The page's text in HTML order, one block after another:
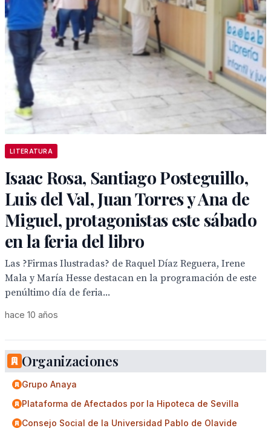
LITERATURA
Isaac Rosa, Santiago Posteguillo,
Luis del Val, Juan Torres y Ana de
Miguel, protagonistas este sábado
en la feria del libro
Las ?Firmas Ilustradas? de Raquel Díaz Reguera, Irene
Mala y María Hesse destacan en la programación de este
penúltimo día de feria...
hace 10 años
Organizaciones
Grupo Anaya
Plataforma de Afectados por la Hipoteca de Sevilla
Consejo Social de la Universidad Pablo de Olavide